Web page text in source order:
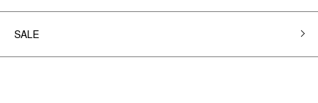
SALE